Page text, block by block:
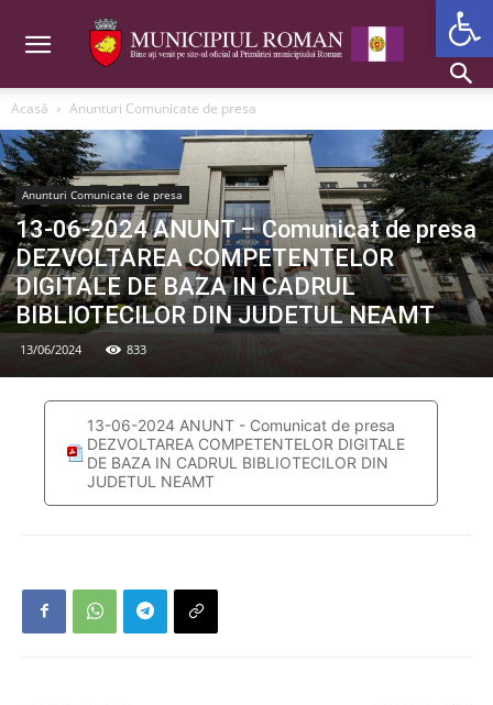
Acasă Anunturi Comunicate de presa
Anunturi Comunicate de presa
13-06-2024 ANUNT – Comunicat de presa
DEZVOLTAREA COMPETENTELOR
DIGITALE DE BAZA IN CADRUL
BIBLIOTECILOR DIN JUDETUL NEAMT
13/06/2024 833
13-06-2024 ANUNT - Comunicat de presa
DEZVOLTAREA COMPETENTELOR DIGITALE
DE BAZA IN CADRUL BIBLIOTECILOR DIN
JUDETUL NEAMT